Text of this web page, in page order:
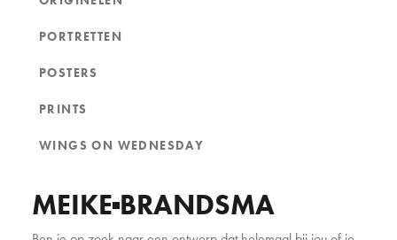
MEIKE BRANDSMA
PORTRETTEN
POSTERS
PRINTS
WINGS ON WEDNESDAY